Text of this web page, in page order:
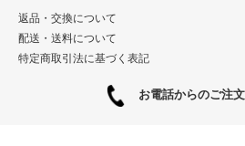
返品・交換について
配送・送料について
特定商取引法に基づく表記
お電話からのご注